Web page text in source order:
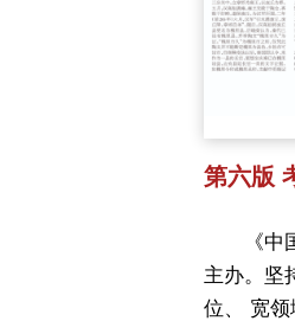
第六版
《中国
主办。坚
位、 宽